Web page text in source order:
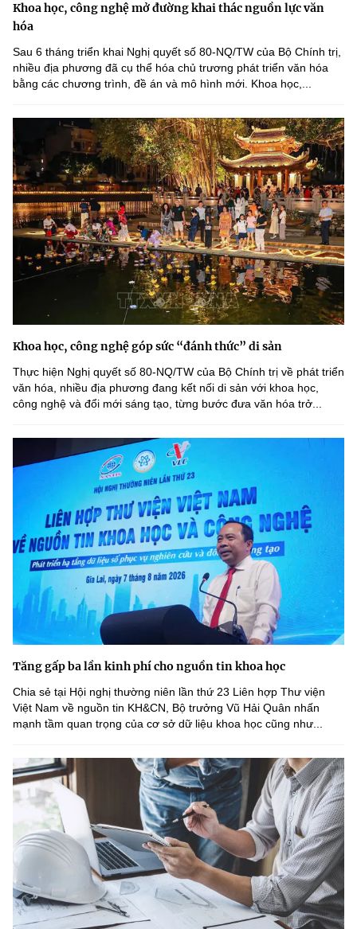
Khoa học, công nghệ mở đường khai thác nguồn lực văn
hóa
Sau 6 tháng triển khai Nghị quyết số 80-NQ/TW của Bộ Chính trị,
nhiều địa phương đã cụ thể hóa chủ trương phát triển văn hóa
bằng các chương trình, đề án và mô hình mới. Khoa học,...
Khoa học, công nghệ góp sức “đánh thức” di sản
Thực hiện Nghị quyết số 80-NQ/TW của Bộ Chính trị về phát triển
văn hóa, nhiều địa phương đang kết nối di sản với khoa học,
công nghệ và đổi mới sáng tạo, từng bước đưa văn hóa trở...
Tăng gấp ba lần kinh phí cho nguồn tin khoa học
Chia sẻ tại Hội nghị thường niên lần thứ 23 Liên hợp Thư viện
Việt Nam về nguồn tin KH&CN, Bộ trưởng Vũ Hải Quân nhấn
mạnh tầm quan trọng của cơ sở dữ liệu khoa học cũng như...